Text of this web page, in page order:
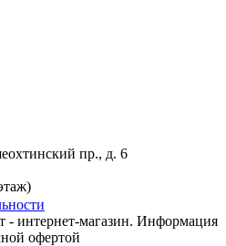
пр., д. 6
интернет-магазин. Информация
офертой